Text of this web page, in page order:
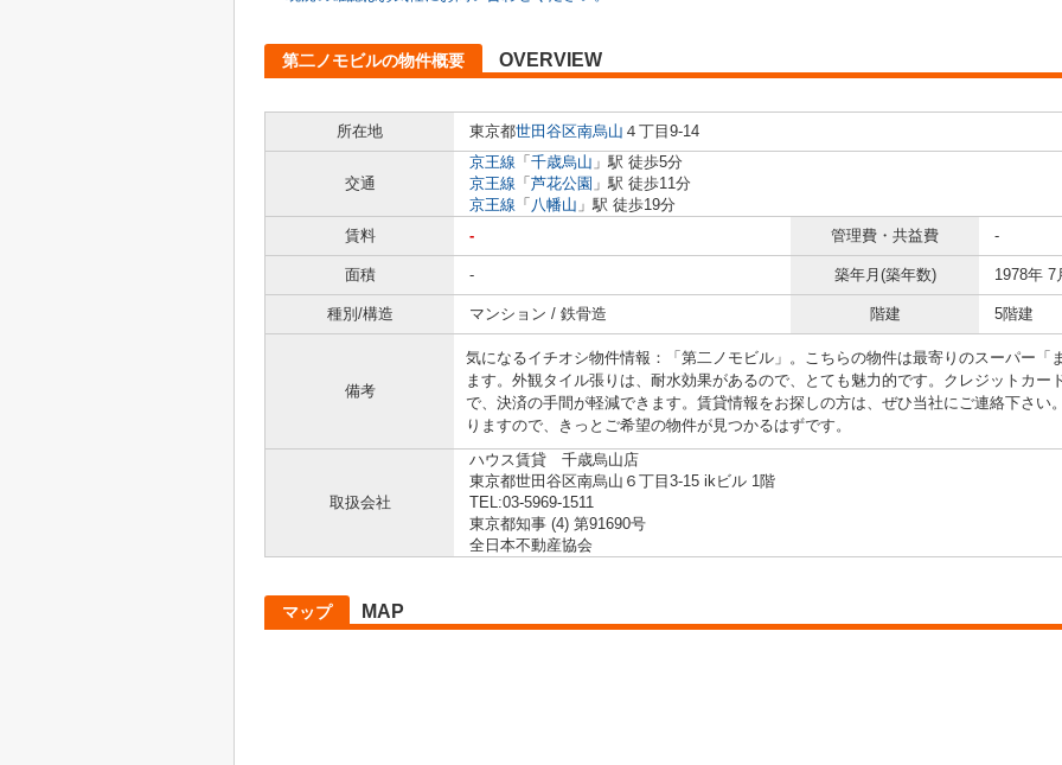
第二ノモビルの物件概要 OVERVIEW
所在地 東京都世田谷区南烏山 ４丁目9-14
交通
京王線 「 千歳烏山 」駅 徒歩5分
京王線 「 芦花公園 」駅 徒歩11分
京王線 「 八幡山 」駅 徒歩19分
賃料
- 管理費・共益費 -
面積 - 築年月(築年数) 1978年 7
種別/構造 マンション / 鉄骨造 階建 5階建
備考
気になるイチオシ物件情報：「第二ノモビル」。こちらの物件は最寄りのスーパー「
ます。外観タイル張りは、耐水効果があるので、とても魅力的です。クレジットカー
で、決済の手間が軽減できます。賃貸情報をお探しの方は、ぜひ当社にご連絡下さい
りますので、きっとご希望の物件が見つかるはずです。
取扱会社
ハウス賃貸 千歳烏山店
東京都世田谷区南烏山６丁目3-15 ikビル 1階
TEL:03-5969-1511
東京都知事 (4) 第91690号
全日本不動産協会
マップ MAP